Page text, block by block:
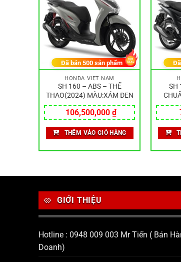
HONDA VIỆT NAM
SH 160 – ABS – THỂ
THAO(2024) MÀU:XÁM ĐEN
106,500,000 ₫
Đã bán 500sản phẩm
THÊM VÀO GIỎ HÀNG
SH
GIỚI THIỆU
Hotline : 0948 009 003 Mr Tiến ( Bán
Doanh)